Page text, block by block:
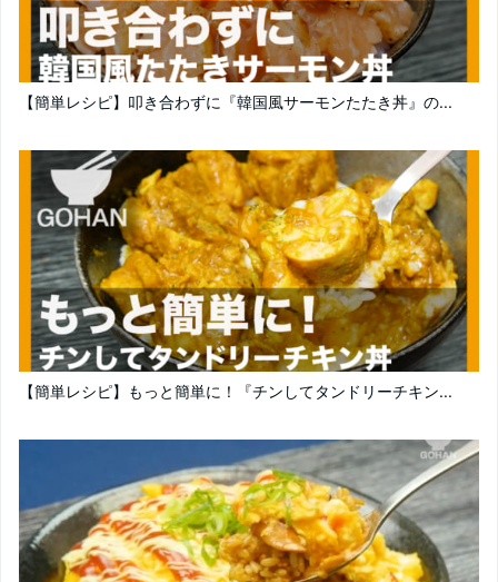
【簡単レシピ】叩き合わずに『韓国風サーモンたたき丼』の...
【簡単レシピ】もっと簡単に！『チンしてタンドリーチキン...